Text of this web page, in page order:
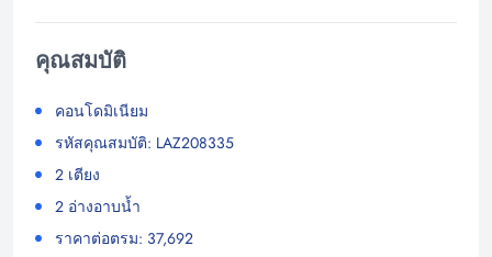
คุณสมบัติ
คอนโดมิเนียม
รหัสคุณสมบัติ: LAZ208335
2 เตียง
2 อ่างอาบน้ำ
ราคาต่อตรม: 37,692